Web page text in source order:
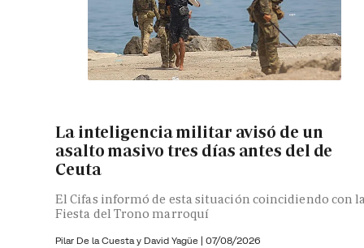
La inteligencia militar avisó de un
asalto masivo tres días antes del de
Ceuta
El Cifas informó de esta situación coincidiendo con
Fiesta del Trono marroquí
Pilar De la Cuesta y David Yagüe | 07/08/2026